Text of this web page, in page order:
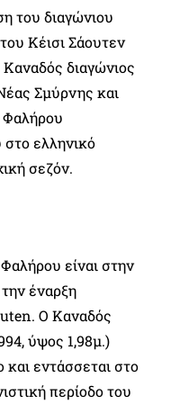
του διαγώνιου
Κέισι Σάουτεν
διαγώνιος
Σμύρνης και
Φαλήρου
στο ελληνικό
σεζόν.
είναι στην
έναρξη
Ο Καναδός
ύψος 1,98μ.)
εντάσσεται στο
περίοδο του